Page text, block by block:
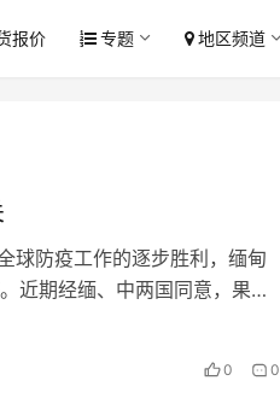
报价 专题 地区频道
球防疫工作的逐步胜利，缅甸
近期经缅、中两国同意，果敢
0 0